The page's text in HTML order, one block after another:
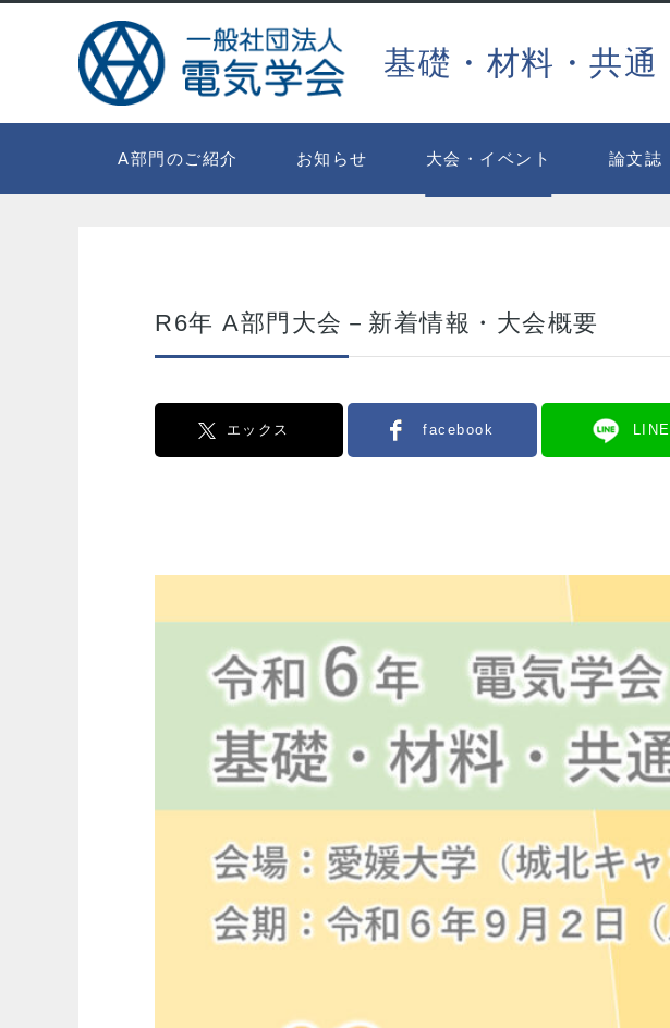
基礎・材料・共通
A部門のご紹介 お知らせ 大会・イベント 論文誌
R6年 A部門大会－新着情報・大会概要
エックス facebook LINE